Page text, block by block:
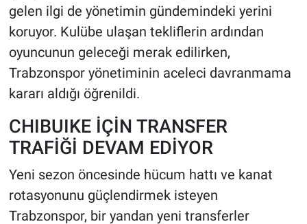
gelen ilgi de yönetimin gündemindeki yerini
koruyor. Kulübe ulaşan tekliflerin ardından
oyuncunun geleceği merak edilirken,
Trabzonspor yönetiminin aceleci davranmama
kararı aldığı öğrenildi.
CHIBUIKE İÇİN TRANSFER
TRAFİĞİ DEVAM EDİYOR
Yeni sezon öncesinde hücum hattı ve kanat
rotasyonunu güçlendirmek isteyen
Trabzonspor, bir yandan yeni transferler
SPOR
MAGAZİN
Bilim, Teknoloji